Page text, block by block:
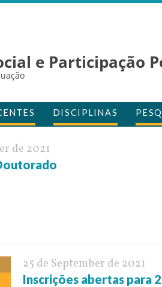
e Participação
DISCIPLINAS
de 2021
25 de September de 2021
Inscrições abertas para